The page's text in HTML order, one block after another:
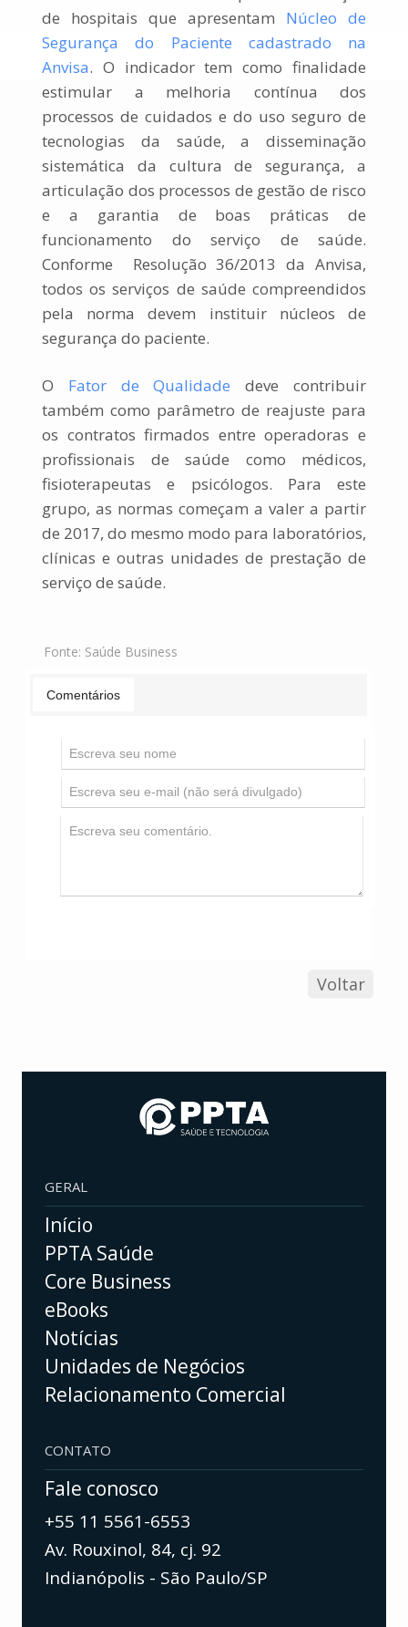
de hospitais que apresentam Núcleo de
Segurança do Paciente cadastrado na
Anvisa. O indicador tem como finalidade
estimular a melhoria contínua dos
processos de cuidados e do uso seguro de
tecnologias da saúde, a disseminação
sistemática da cultura de segurança, a
articulação dos processos de gestão de risco
e a garantia de boas práticas de
funcionamento do serviço de saúde.
Conforme
Resolução 36/2013 da Anvisa,
todos os serviços de saúde compreendidos
pela norma devem instituir núcleos de
segurança do paciente.
O Fator de Qualidadedeve contribuir
também como parâmetro de reajuste para
os contratos firmados entre operadoras e
profissionais de saúde como médicos,
fisioterapeutas e psicólogos. Para este
grupo, as normas começam a valer a partir
de 2017, do mesmo modo para laboratórios,
clínicas e outras unidades de prestação de
serviço de saúde.
Fonte: Saúde Business
Comentários
Voltar
GERAL
Início
PPTA Saúde
Core Business
eBooks
Notícias
Unidades de Negócios
Relacionamento Comercial
CONTATO
Fale conosco
+55 11 5561-6553
Av. Rouxinol, 84, cj. 92
Indianópolis - São Paulo/SP